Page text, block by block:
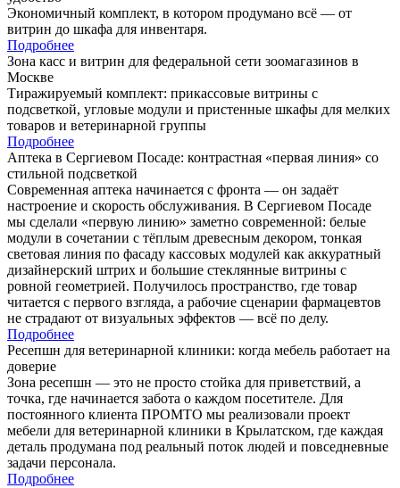
Экономичный комплект, в котором продумано всё — от
витрин до шкафа для инвентаря.
Подробнее
Зона касс и витрин для федеральной сети зоомагазинов в
Москве
Тиражируемый комплект: прикассовые витрины с
подсветкой, угловые модули и пристенные шкафы для мелких
товаров и ветеринарной группы
Подробнее
Аптека в Сергиевом Посаде: контрастная «первая линия» со
стильной подсветкой
Современная аптека начинается с фронта — он задаёт
настроение и скорость обслуживания. В Сергиевом Посаде
мы сделали «первую линию» заметно современной: белые
модули в сочетании с тёплым древесным декором, тонкая
световая линия по фасаду кассовых модулей как аккуратный
дизайнерский штрих и большие стеклянные витрины с
ровной геометрией. Получилось пространство, где товар
читается с первого взгляда, а рабочие сценарии фармацевтов
не страдают от визуальных эффектов — всё по делу.
Подробнее
Ресепшн для ветеринарной клиники: когда мебель работает на
доверие
Зона ресепшн — это не просто стойка для приветствий, а
точка, где начинается забота о каждом посетителе. Для
постоянного клиента ПРОМТО мы реализовали проект
мебели для ветеринарной клиники в Крылатском, где каждая
деталь продумана под реальный поток людей и повседневные
задачи персонала.
Подробнее